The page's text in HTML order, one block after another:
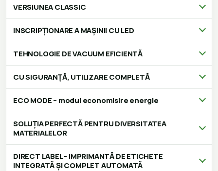
VERSIUNEA CLASSIC
INSCRIPȚIONARE A MAȘINII CU LED
TEHNOLOGIE DE VACUUM EFICIENTĂ
CU SIGURANȚĂ, UTILIZARE COMPLETĂ
ECO MODE – modul economisire energie
SOLUȚIA PERFECTĂ PENTRU DIVERSITATEA
MATERIALELOR
DIRECT LABEL - IMPRIMANTĂ DE ETICHETE
INTEGRATĂ ȘI COMPLET AUTOMATĂ